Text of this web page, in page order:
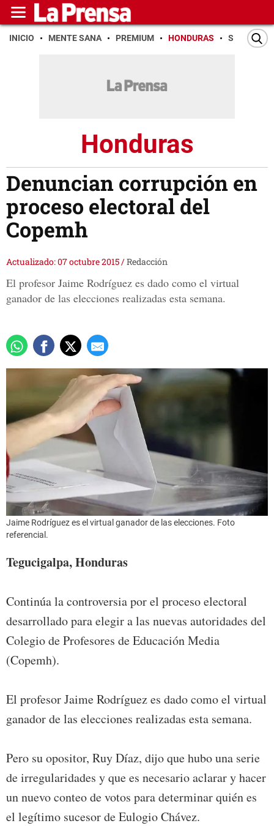
INICIO MENTE SANA PREMIUM HONDURAS SAN PEDRO
Honduras
Denuncian corrupción en
proceso electoral del
Copemh
Actualizado: 07 octubre 2015/Redacción
El profesor Jaime Rodríguez es dado como el virtual
ganador de las elecciones realizadas esta semana.
Jaime Rodríguez es el virtual ganador de las elecciones. Foto
referencial.
Tegucigalpa, Honduras
Continúa la controversia por el proceso electoral
desarrollado para elegir a las nuevas autoridades del
Colegio de Profesores de Educación Media
(Copemh).
El profesor Jaime Rodríguez es dado como el virtual
ganador de las elecciones realizadas esta semana.
Pero su opositor, Ruy Díaz, dijo que hubo una serie
de irregularidades y que es necesario aclarar y hacer
un nuevo conteo de votos para determinar quién es
el legítimo sucesor de Eulogio Chávez.